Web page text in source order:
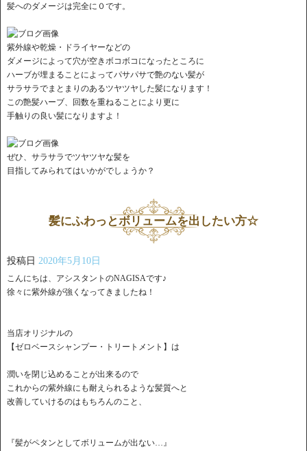
髪へのダメージは完全に０です。
紫外線や乾燥・ドライヤーなどの
ダメージによって穴が空きボコボコになったところに
ハーブが埋まることによってパサパサで艶のない髪が
サラサラでまとまりのあるツヤツヤした髪になります！
この艶髪ハーブ、回数を重ねることにより更に
手触りの良い髪になりますよ！
ぜひ、サラサラでツヤツヤな髪を
目指してみられてはいかがでしょうか？
髪にふわっとボリュームを出したい方☆
投稿日 2020年5月10日
こんにちは、アシスタントのNAGISAです♪
徐々に紫外線が強くなってきましたね！
当店オリジナルの
【ゼロベースシャンプー・トリートメント】は
潤いを閉じ込めることが出来るので
これからの紫外線にも耐えられるような髪質へと
改善していけるのはもちろんのこと、
『髪がペタンとしてボリュームが出ない…』